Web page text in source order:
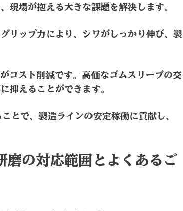
現場が抱える大きな課題を解決します。
リップ力により、シワがしっかり伸び、製
コスト削減です。高価なゴムスリーブの交
抑えることができます。
とで、製造ラインの安定稼働に貢献し、
磨の対応範囲とよくあるご